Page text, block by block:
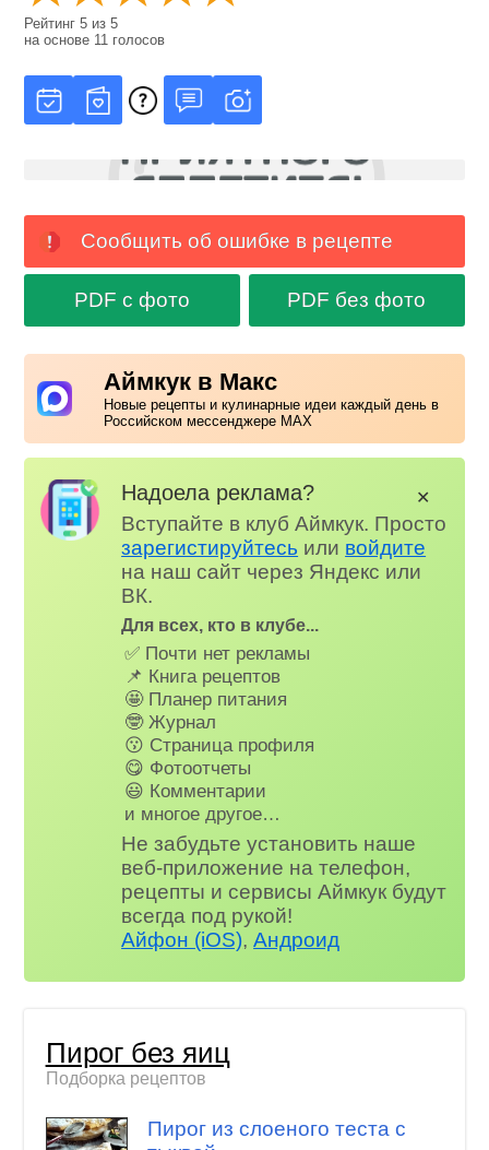
Рейтинг5 из5
на основе 11 голосов
Сообщить об ошибке в рецепте
PDF с фото PDF без фото
Аймкук в Макс
Новые рецепты и кулинарные идеи каждый день в
Российском мессенджере MAX
Надоела реклама?
Вступайте в клуб Аймкук. Просто
зарегистируйтесь или войдите
на наш сайт через Яндекс или
ВК.
Для всех, кто в клубе...
✅ Почти нет рекламы
📌 Книга рецептов
🤩 Планер питания
🤓 Журнал
😗 Страница профиля
😋 Фотоотчеты
😃 Комментарии
и многое другое…
Не забудьте установить наше
веб-приложение на телефон,
рецепты и сервисы Аймкук будут
всегда под рукой!
Айфон (iOS),Андроид
✕
Пирог без яиц
Подборка рецептов
Пирог из слоеного теста с